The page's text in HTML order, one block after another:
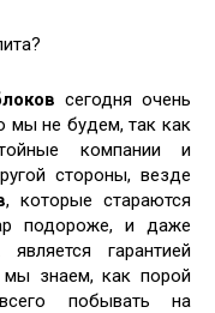
сегодня очень
мы не будем, так как
компании и
стороны, везде
, которые стараются
подороже, и даже
гарантией
мы знаем, как порой
побывать на